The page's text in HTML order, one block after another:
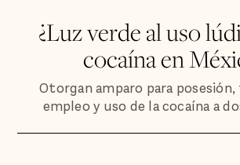
¿Luz verde al uso
cocaína en
Otorgan amparo para
empleo y uso de la cocaína a